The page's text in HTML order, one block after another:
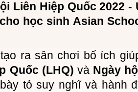
Liên Hiệp Quốc 2022 -
học sinh Asian
ra sân chơi bổ ích
Quốc (LHQ) và Ngày
tỏ suy nghĩ và hành